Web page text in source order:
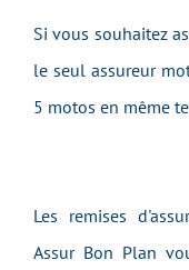
Si vous souhaitez
le seul assureur
5 motos en même
Les remises
Assur Bon Plan